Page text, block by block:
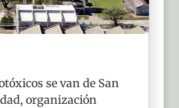
se van de San
organización